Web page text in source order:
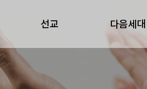
선교 다음세대